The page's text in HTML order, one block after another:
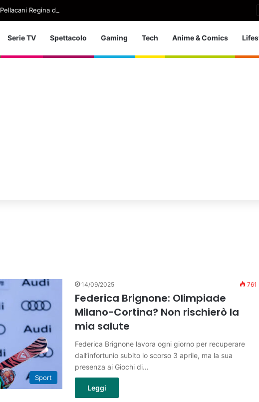
Pellacani Regina d’Europa dei tuffi: a Parigi 5 ori per l’azzurra
Serie TV Spettacolo Gaming Tech Anime & Comics
Sport
14/09/2025 761
Federica Brignone: Olimpiade
Milano-Cortina? Non rischierò la
mia salute
Federica Brignone lavora ogni giorno per recuperare
dall’infortunio subito lo scorso 3 aprile, ma la sua
presenza ai Giochi di…
Leggi